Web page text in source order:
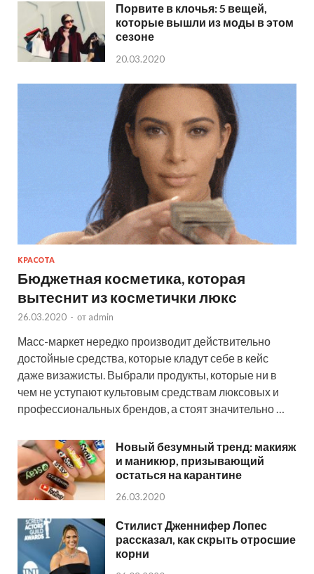
Порвите в клочья: 5 вещей,
которые вышли из моды в этом
сезоне
20.03.2020
КРАСОТА
Бюджетная косметика, которая
вытеснит из косметички люкс
26.03.2020 - от admin
Масс-маркет нередко производит действительно
достойные средства, которые кладут себе в кейс
даже визажисты. Выбрали продукты, которые ни в
чем не уступают культовым средствам люксовых и
профессиональных брендов, а стоят значительно …
Новый безумный тренд: макияж
и маникюр, призывающий
остаться на карантине
26.03.2020
Стилист Дженнифер Лопес
рассказал, как скрыть отросшие
корни